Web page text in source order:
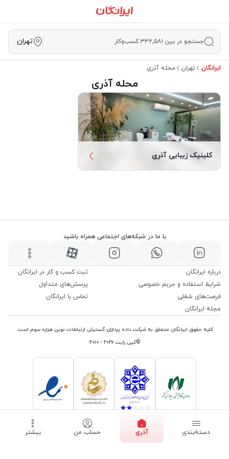
جستجو در بین ۳۳۲,۵۸۱ کسب‌وکار تهران
ایرانگان تهران محله آذری
محله آذری
کلینیک زیبایی آذری
با ما در شبکه‌های اجتماعی همراه باشید
درباره ایرانگان
شرایط استفاده و حریم خصوصی
فرصت‌های شغلی
مجله ایرانگان
ثبت کسب و کار در ایرانگان
پرسش‌های متداول
تماس با ایرانگان
کلیه حقوق ایرانگان متعلق به شرکت داده پردازان گسترش ارتباطات نوین هزاره سوم است.
©کپی رایت ۲۰۲۶ - ۲۰۱۰
دسته‌بندی آذری حساب من بیشتر